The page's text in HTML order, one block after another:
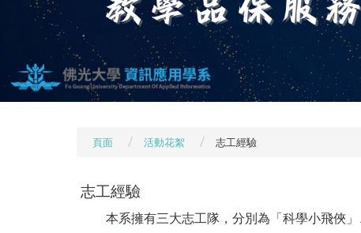
頁面 活動花絮 志工經驗
志工經驗
本系擁有三大志工隊，分別為「科學小飛俠」